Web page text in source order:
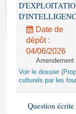
Rapports
Rapports sur
Baromètre de
Budget et
Questions
Comptes rendus
Date de
dépôt :
04/06/2026
Voir le dossier
culturels par les
Question